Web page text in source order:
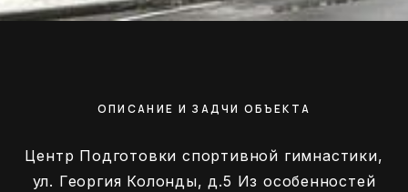
ОПИСАНИЕ И ЗАДЧИ ОБЪЕКТА
Центр Подготовки спортивной гимнастики,
ул. Георгия Колонды, д.5 Из особенностей